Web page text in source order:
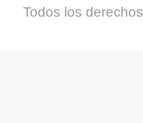
Todos los